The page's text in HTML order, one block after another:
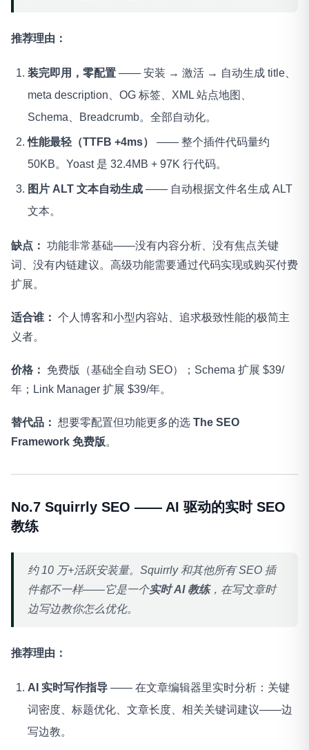
推荐理由：
装完即用，零配置 —— 安装 → 激活 → 自动生成 title、
meta description、OG 标签、XML 站点地图、
Schema、Breadcrumb。全部自动化。
性能最轻（TTFB +4ms）
—— 整个插件代码量约
50KB。Yoast 是 32.4MB + 97K 行代码。
图片 ALT 文本自动生成 —— 自动根据文件名生成 ALT
文本。
缺点： 功能非常基础——没有内容分析、没有焦点关键
词、没有内链建议。高级功能需要通过代码实现或购买付费
扩展。
适合谁： 个人博客和小型内容站、追求极致性能的极简主
义者。
价格：
免费版（基础全自动 SEO）；Schema 扩展 $39/
年；Link Manager 扩展 $39/年。
替代品： 想要零配置但功能更多的选 The SEO
Framework 免费版。
No.7 Squirrly SEO —— AI 驱动的实时 SEO
教练
约 10 万+活跃安装量。Squirrly 和其他所有 SEO 插
件都不一样——它是一个实时 AI 教练，在写文章时
边写边教你怎么优化。
推荐理由：
AI 实时写作指导 —— 在文章编辑器里实时分析：关键
词密度、标题优化、文章长度、相关关键词建议——边
写边教。